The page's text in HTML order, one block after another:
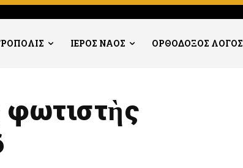
ΙΕΡΟΣ ΝΑΟΣ ΟΡΘΟΔΟΞΟΣ ΛΟΓΟΣ